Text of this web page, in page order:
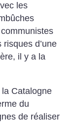
les
d’une
il y a la
Catalogne
du
de réaliser